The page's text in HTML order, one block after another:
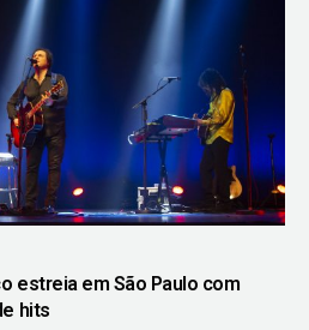
estreia em São Paulo com
hits